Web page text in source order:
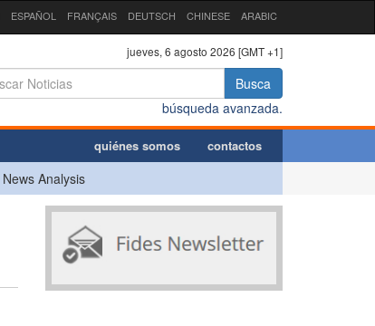
ESPAÑOL FRANÇAIS DEUTSCH CHINESE ARABIC
jueves, 6 agosto 2026 [GMT +1]
Busca
búsqueda avanzada.
quiénes somos contactos
News Analysis